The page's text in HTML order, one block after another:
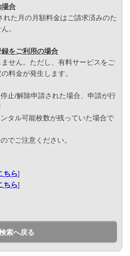
場合
た月の月額料金はご請求済みのた
。
をご利用の場合
せん。ただし、有料サービスをご
料金が発生します。
止/解除申請された場合、申請が行
タル可能枚数が残っていた場合で
でご注意ください。
ちら]
ちら]
索へ戻る